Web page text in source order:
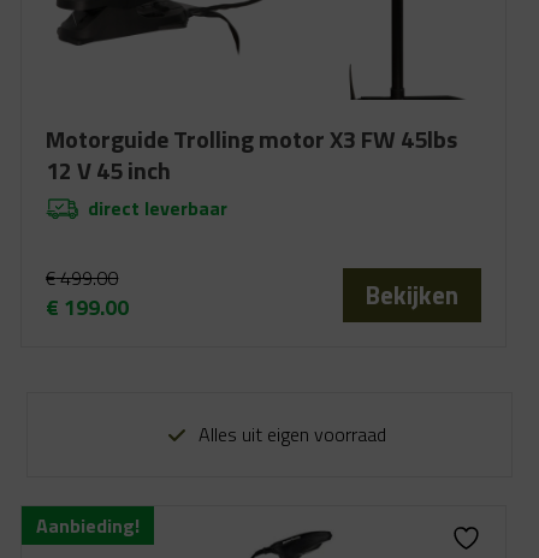
Motorguide Trolling motor X3 FW 45lbs
12 V 45 inch
direct leverbaar
€499.00
€ 199.00
Bekijken
Alles uit eigen voorraad
Aanbieding!